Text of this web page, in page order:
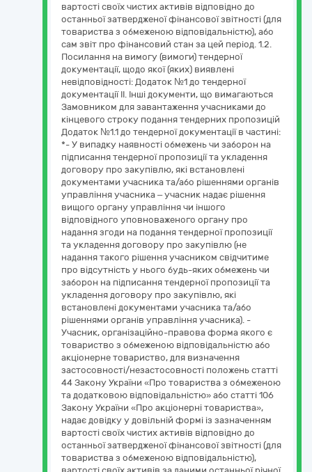
вартості своїх чистих активів відповідно до
останньої затвердженої фінансової звітності (для
товариства з обмеженою відповідальністю), або
сам звіт про фінансовий стан за цей період. 1.2.
Посилання на вимогу (вимоги) тендерної
документації, щодо якої (яких) виявлені
невідповідності: Додаток №1 до тендерної
документації ІІ. Інші документи, що вимагаються
Замовником для завантаження учасниками до
кінцевого строку подання тендерних пропозицій
Додаток №1.1 до тендерної документації в частині:
*- У випадку наявності обмежень чи заборон на
підписання тендерної пропозиції та укладення
договору про закупівлю, які встановлені
документами учасника та/або рішеннями органів
управління учасника – учасник надає рішення
вищого органу управління чи іншого
відповідного уповноваженого органу про
надання згоди на подання тендерної пропозиції
та укладення договору про закупівлю (не
надання такого рішення учасником свідчитиме
про відсутність у нього будь-яких обмежень чи
заборон на підписання тендерної пропозиції та
укладення договору про закупівлю, які
встановлені документами учасника та/або
рішеннями органів управління учасника). -
Учасник, організаційно-правова форма якого є
товариство з обмеженою відповідальністю або
акціонерне товариство, для визначення
застосовності/незастосовності положень статті
44 Закону України «Про товариства з обмеженою
та додатковою відповідальністю» або статті 106
Закону України «Про акціонерні товариства»,
надає довідку у довільній формі із зазначенням
вартості своїх чистих активів відповідно до
останньої затвердженої фінансової звітності (для
товариства з обмеженою відповідальністю),